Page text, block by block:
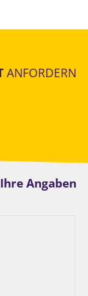
ANFORDERN
Angaben